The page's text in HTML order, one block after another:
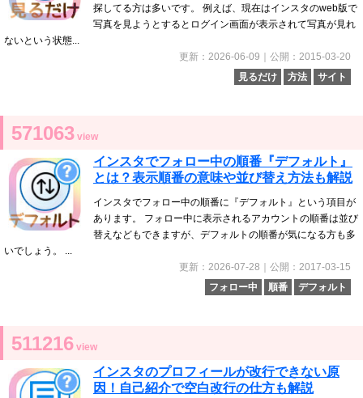
探してる方は多いです。 例えば、現在はインスタのweb版で
写真を見ようとするとログイン画面が表示されて写真が見れ
ないという状態...
更新：2026-06-09｜公開：2015-03-20
見るだけ
方法 サイト
571063 view
インスタでフォロー中の順番『デフォルト』
とは？表示順番の意味や並び替え方法も解説
インスタでフォロー中の順番に『デフォルト』という項目が
あります。 フォロー中に表示されるアカウントの順番は並び
替えなどもできますが、デフォルトの順番が気になる方も多
いでしょう。 ...
更新：2026-07-28｜公開：2017-03-15
フォロー中
順番 デフォルト
511216 view
インスタのプロフィールが改行できない原
因！自己紹介で空白改行の仕方も解説